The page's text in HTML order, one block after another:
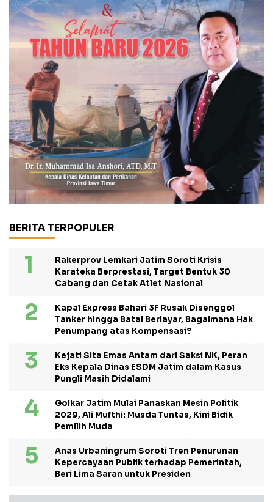
BERITA TERPOPULER
Rakerprov Lemkari Jatim Soroti Krisis
Karateka Berprestasi, Target Bentuk 30
Cabang dan Cetak Atlet Nasional
Kapal Express Bahari 3F Rusak Disenggol
Tanker hingga Batal Berlayar, Bagaimana Hak
Penumpang atas Kompensasi?
Kejati Sita Emas Antam dari Saksi NK, Peran
Eks Kepala Dinas ESDM Jatim dalam Kasus
Pungli Masih Didalami
Golkar Jatim Mulai Panaskan Mesin Politik
2029, Ali Mufthi: Musda Tuntas, Kini Bidik
Pemilih Muda
Anas Urbaningrum Soroti Tren Penurunan
Kepercayaan Publik terhadap Pemerintah,
Beri Lima Saran untuk Presiden